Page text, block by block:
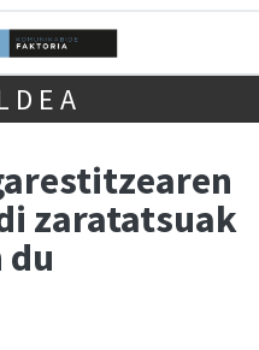
zaratatsuak